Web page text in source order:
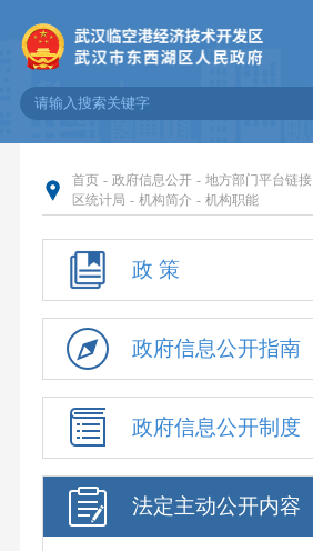
首页 - 政府信息公开 - 地方部门平台链接
区统计局 - 机构简介 - 机构职能
政 策
政府信息公开指南
政府信息公开制度
法定主动公开内容